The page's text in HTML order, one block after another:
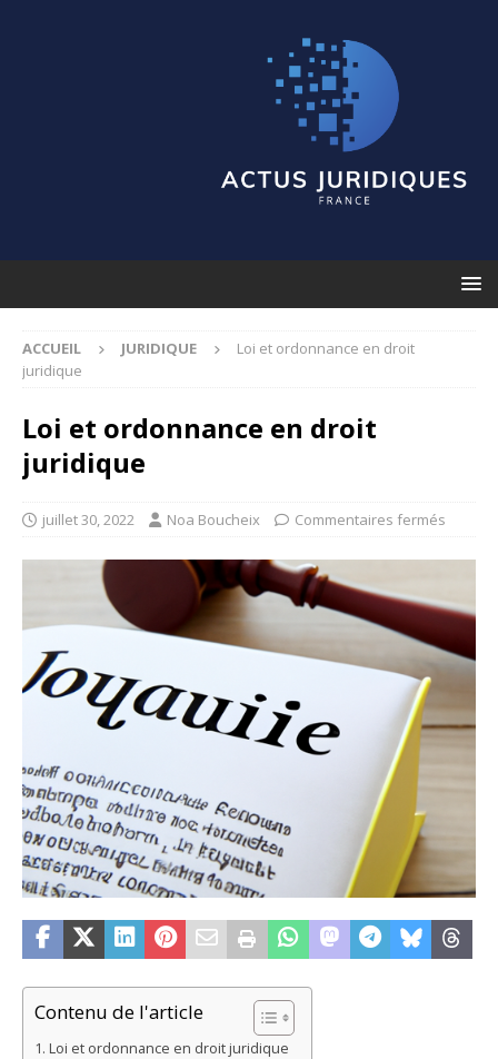
ACCUEIL JURIDIQUE
Loi et ordonnance en droit
juridique
Loi et ordonnance en droit
juridique
juillet 30, 2022 Noa Boucheix Commentaires fermés
Contenu de l'article
Loi et ordonnance en droit juridique